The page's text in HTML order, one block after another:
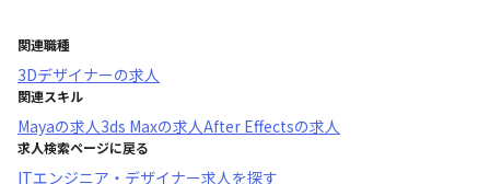
関連職種
3Dデザイナーの求人
関連スキル
Mayaの求人 3ds Maxの求人After Effectsの求人
求人検索ページに戻る
ITエンジニア・デザイナー求人を探す